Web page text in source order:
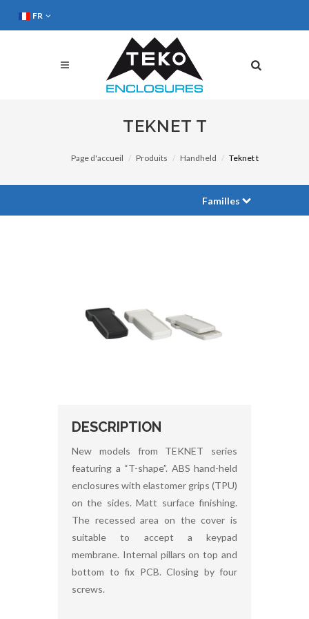
FR
TEKNET T
Page d'accueil Produits Handheld Teknet t
Familles
DESCRIPTION
New models from TEKNET series
featuring a “T-shape”. ABS hand-held
enclosures with elastomer grips (TPU)
on the sides. Matt surface finishing.
The recessed area on the cover is
suitable to accept a keypad
membrane. Internal pillars on top and
bottom to fix PCB. Closing by four
screws.